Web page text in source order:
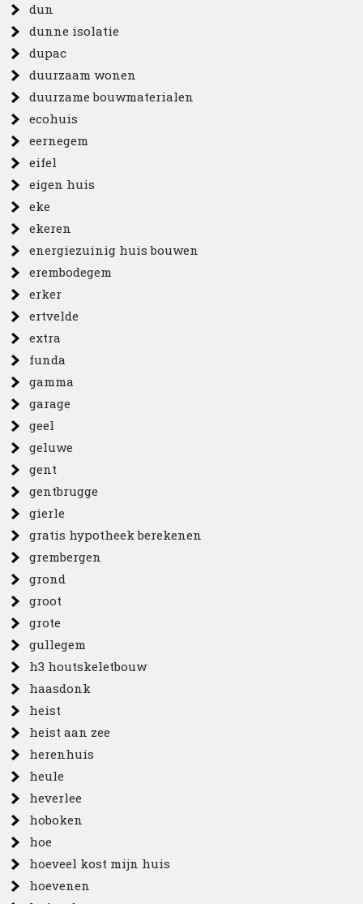
dun
dunne isolatie
dupac
duurzaam wonen
duurzame bouwmaterialen
ecohuis
eernegem
eifel
eigen huis
eke
ekeren
energiezuinig huis bouwen
erembodegem
erker
ertvelde
extra
funda
gamma
garage
geel
geluwe
gent
gentbrugge
gierle
gratis hypotheek berekenen
grembergen
grond
groot
grote
gullegem
h3 houtskeletbouw
haasdonk
heist
heist aan zee
herenhuis
heule
heverlee
hoboken
hoe
hoeveel kost mijn huis
hoevenen